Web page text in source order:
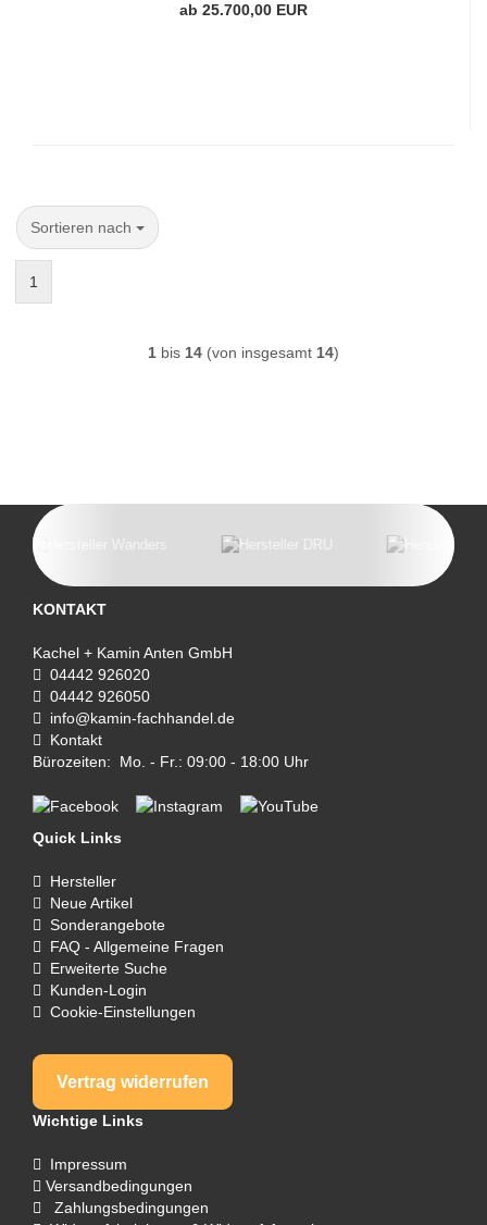
ab 25.700,00 EUR
Sortieren nach
Sortieren nach
1
1 bis 14 (von insgesamt 14)
KONTAKT
Kachel + Kamin Anten GmbH
04442 926020
04442 926050
info@kamin-fachhandel.de
Kontakt
Bürozeiten: Mo. - Fr.: 09:00 - 18:00 Uhr
Quick Links
Hersteller
Neue Artikel
Sonderangebote
FAQ - Allgemeine Fragen
Erweiterte Suche
Kunden-Login
Cookie-Einstellungen
Vertrag widerrufen
Wichtige Links
Impressum
Versandbedingungen
Zahlungsbedingungen